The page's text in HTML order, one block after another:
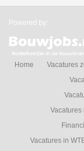
Powered by:
Home Vacatures
Vacatures in